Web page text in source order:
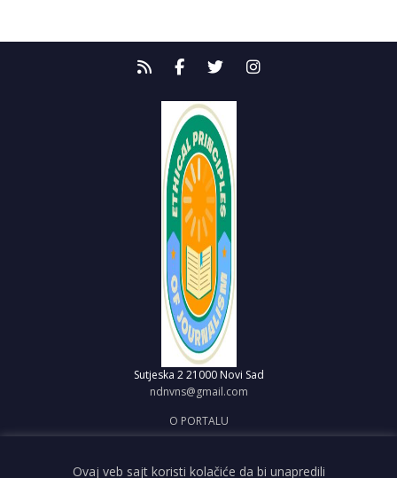
Sutjeska 2 21000 Novi Sad
ndnvns@gmail.com
O PORTALU
OBJAVI VEST
Ovaj veb sajt koristi kolačiće da bi unapredili